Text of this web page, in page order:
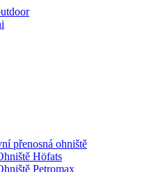
přenosná ohniště
Höfats
Petromax